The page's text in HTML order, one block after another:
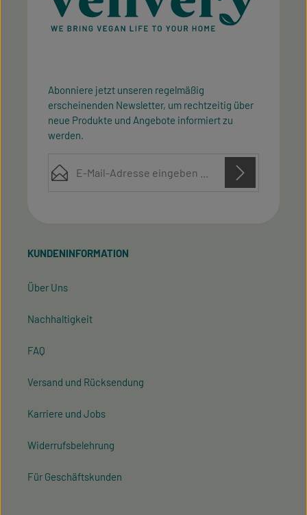
Abonniere jetzt unseren regelmäßig
erscheinenden Newsletter, um rechtzeitig über
neue Produkte und Angebote informiert zu
werden.
mit ihnen einverstanden.
KUNDENINFORMATION
Über Uns
Nachhaltigkeit
FAQ
Versand und Rücksendung
Karriere und Jobs
Widerrufsbelehrung
Für Geschäftskunden